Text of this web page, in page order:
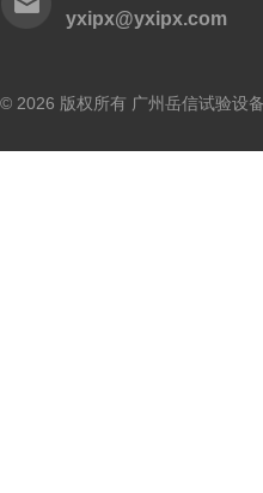
yxipx@yxipx.com
© 2026 版权所有 广州岳信试验设